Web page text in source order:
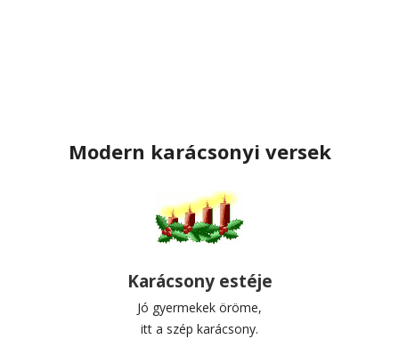
Modern karácsonyi versek
Karácsony estéje
Jó gyermekek öröme,
itt a szép karácsony.